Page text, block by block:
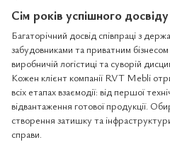
Сім років успішного
Багаторічний досвід співпраці з
забудовниками та приватним бізнесом
виробничій логістиці та суворій
Кожен клієнт компанії RVT Mebli
всіх етапах взаємодії: від першої
відвантаження готової продукції.
створення затишку та
справи.